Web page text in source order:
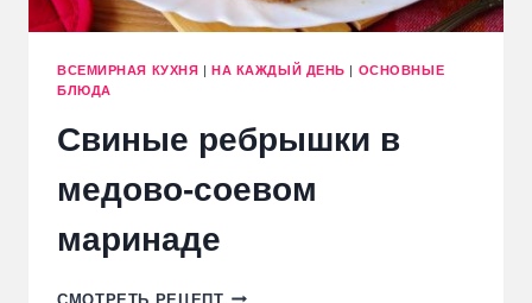
ВСЕМИРНАЯ КУХНЯ НА КАЖДЫЙ ДЕНЬ
ОСНОВНЫЕ
БЛЮДА
Свиные ребрышки в
медово-соевом
маринаде
СВИНЫЕ